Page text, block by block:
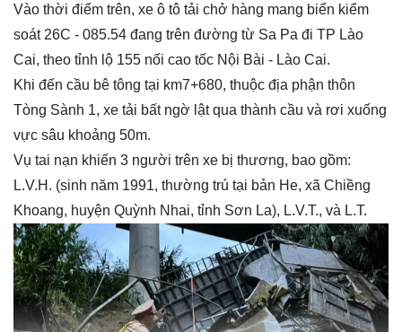
Vào thời điểm trên, xe ô tô tải chở hàng mang biển kiểm
soát 26C - 085.54 đang trên đường từ Sa Pa đi TP Lào
Cai, theo tỉnh lộ 155 nối cao tốc Nội Bài - Lào Cai.
Khi đến cầu bê tông tại km7+680, thuộc địa phận thôn
Tòng Sành 1, xe tải bất ngờ lật qua thành cầu và rơi xuống
vực sâu khoảng 50m.
Vụ tai nạn khiến 3 người trên xe bị thương, bao gồm:
L.V.H. (sinh năm 1991, thường trú tại bản He, xã Chiềng
Khoang, huyện Quỳnh Nhai, tỉnh Sơn La), L.V.T., và L.T.